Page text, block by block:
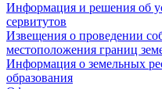
Информация и решения об
сервитутов
Извещения о проведении
местоположения границ
Информация о земельных
образования